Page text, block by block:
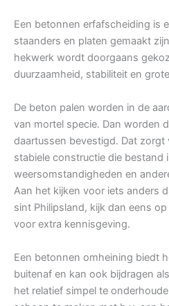
Een betonnen erfafscheiding is
staanders en platen gemaakt
hekwerk wordt doorgaans
duurzaamheid, stabiliteit en
De beton palen worden in de
van mortel specie. Dan worden
daartussen bevestigd. Dat zorgt
stabiele constructie die bestand
weersomstandigheden en
Aan het kijken voor iets anders
sint Philipsland, kijk dan eens op
voor extra kennisgeving.
Een betonnen omheining biedt
buitenaf en kan ook bijdragen
het relatief simpel te